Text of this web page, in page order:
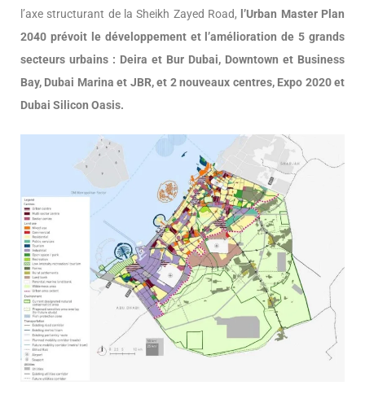
l’axe structurant de la Sheikh Zayed Road, l’Urban Master Plan
2040 prévoit le développement et l’amélioration de 5 grands
secteurs urbains : Deira et Bur Dubai, Downtown et Business
Bay, Dubai Marina et JBR, et 2 nouveaux centres, Expo 2020 et
Dubai Silicon Oasis.